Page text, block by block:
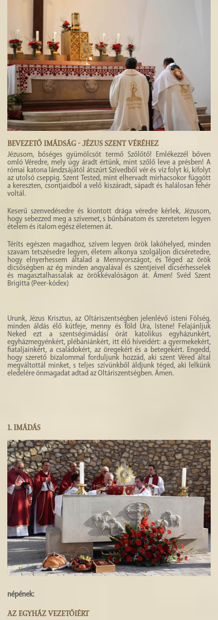
HISTÓRIA
4
BEVEZETŐ IMÁDSÁG - JÉZUS SZENT VÉRÉHEZ
Jézusom, bőséges gyümölcsöt termő Szőlőtő! Emlékezzél bőven
omló Véredre, mely úgy áradt értünk, mint szőlő leve a présben! A
római katona lándzsájától átszúrt Szívedből vér és víz folyt ki, kifolyt
az utolsó cseppig. Szent Tested, mint elhervadt mirhacsokor függött
a kereszten, csontjaidból a velő kiszáradt, sápadt és halálosan fehér
voltál.
Keserű szenvedésedre és kiontott drága véredre kérlek, Jézusom,
hogy sebezzed meg a szívemet, s bűnbánatom és szeretetem legyen
ételem és italom egész életemen át.
Téríts egészen magadhoz, szívem legyen örök lakóhelyed, minden
szavam tetszésedre legyen, életem alkonya szolgáljon dicséretedre,
hogy elnyerhessem általad a Mennyországot, és Téged az örök
dicsőségben az ég minden angyalával és szentjeivel dicsérhesselek
és magasztalhassalak az örökkévalóságon át. Ámen! Svéd Szent
Brigitta (Peer-kódex)
Urunk, Jézus Krisztus, az Oltáriszentségben jelenlévő isteni Fölség,
minden áldás élő kútfeje, menny és föld Ura, Istene! Felajánljuk
Neked ezt a szentségimádási órát katolikus egyházunkért,
egyházmegyénkért, plébániánkért, itt élő híveidért: a gyermekekért,
fiataljainkért, a családokért, az öregekért és a betegekért. Engedd,
hogy szerető bizalommal forduljunk hozzád, aki szent Véred által
megváltottál minket, s teljes szívünkből áldjunk téged, aki lelkünk
eledelére önmagadat adtad az Oltáriszentségben. Ámen.
1.IMÁDÁS
népének:
AZ EGYHÁZ VEZETŐIÉRT